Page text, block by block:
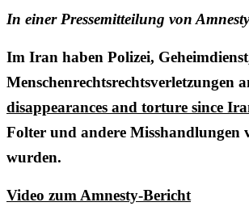
In einer Pressemitteilung von
Im Iran haben Polizei,
disappearances and torture since
Folter und andere Misshandlungen
wurden.
Video zum Amnesty-Bericht